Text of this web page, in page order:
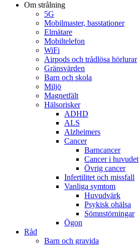
Om strålning
5G
Mobilmaster, basstationer
Elmätare
Mobiltelefon
WiFi
Airpods och trådlösa hörlurar
Gränsvärden
Barn och skola
Miljö
Magnetfält
Hälsorisker
ADHD
ALS
Alzheimers
Cancer
Barncancer
Cancer i huvudet
Övrig cancer
Infertilitet och missfall
Vanliga symtom
Huvudvärk
Psykisk ohälsa
Sömnstörningar
Ögon
Råd
Barn och gravida